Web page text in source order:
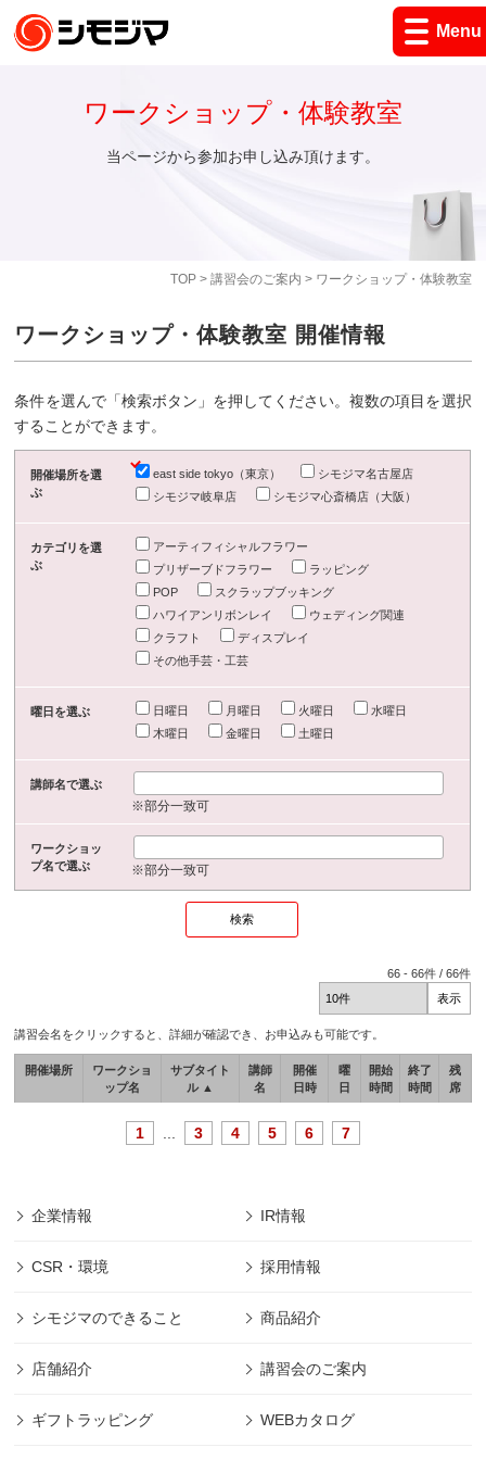
Menu
TOP> 講習会のご案内 > ワークショップ・体験教室
ワークショップ・体験教室
当ページから参加お申し込み頂けます。
ワークショップ・体験教室 開催情報
条件を選んで「検索ボタン」を押してください。複数の項目を選択
することができます。
開催場所を選
ぶ
east side tokyo（東京）
シモジマ名古屋店
シモジマ岐阜店
シモジマ心斎橋店（大阪）
カテゴリを選
ぶ
アーティフィシャルフラワー
プリザーブドフラワー
ラッピング
POP
スクラップブッキング
ハワイアンリボンレイ
ウェディング関連
クラフト
ディスプレイ
その他手芸・工芸
曜日を選ぶ 日曜日 月曜日 火曜日
水曜日
木曜日
金曜日 土曜日
講師名で選ぶ
※部分一致可
ワークショッ
プ名で選ぶ
※部分一致可
66 -66件 /66件
講習会名をクリックすると、詳細が確認でき、お申込みも可能です。
開催場所
ワークショ
ップ名
サブタイト
ル ▲
講師
名
開催
日時
曜
日
開始
時間
終了
時間
残
席
1 3 4 5 6 7
企業情報 IR情報
CSR・環境 採用情報
シモジマのできること 商品紹介
店舗紹介 講習会のご案内
ギフトラッピング WEBカタログ